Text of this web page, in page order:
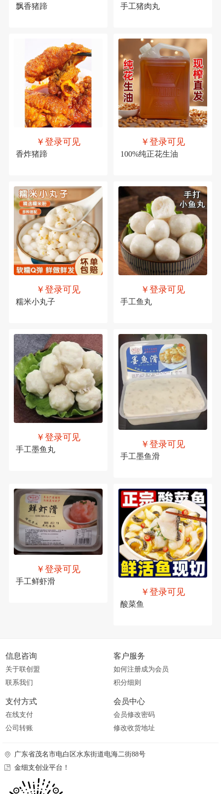
飘香猪蹄 手工猪肉丸
￥登录可见
香炸猪蹄
￥登录可见
100%纯正花生油
￥登录可见
糯米小丸子
￥登录可见
手工鱼丸
￥登录可见
手工墨鱼丸
￥登录可见
手工墨鱼滑
￥登录可见
手工鲜虾滑
￥登录可见
酸菜鱼
信息咨询
关于联创盟
联系我们
客户服务
如何注册成为会员
积分细则
支付方式
在线支付
公司转账
会员中心
会员修改密码
修改收货地址
广东省茂名市电白区水东街道电海二街88号
金细支创业平台！